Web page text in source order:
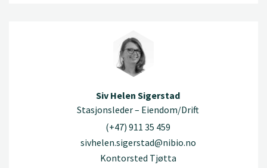
Siv Helen Sigerstad
Stasjonsleder – Eiendom/Drift
(+47) 911 35 459
sivhelen.sigerstad@nibio.no
Kontorsted Tjøtta